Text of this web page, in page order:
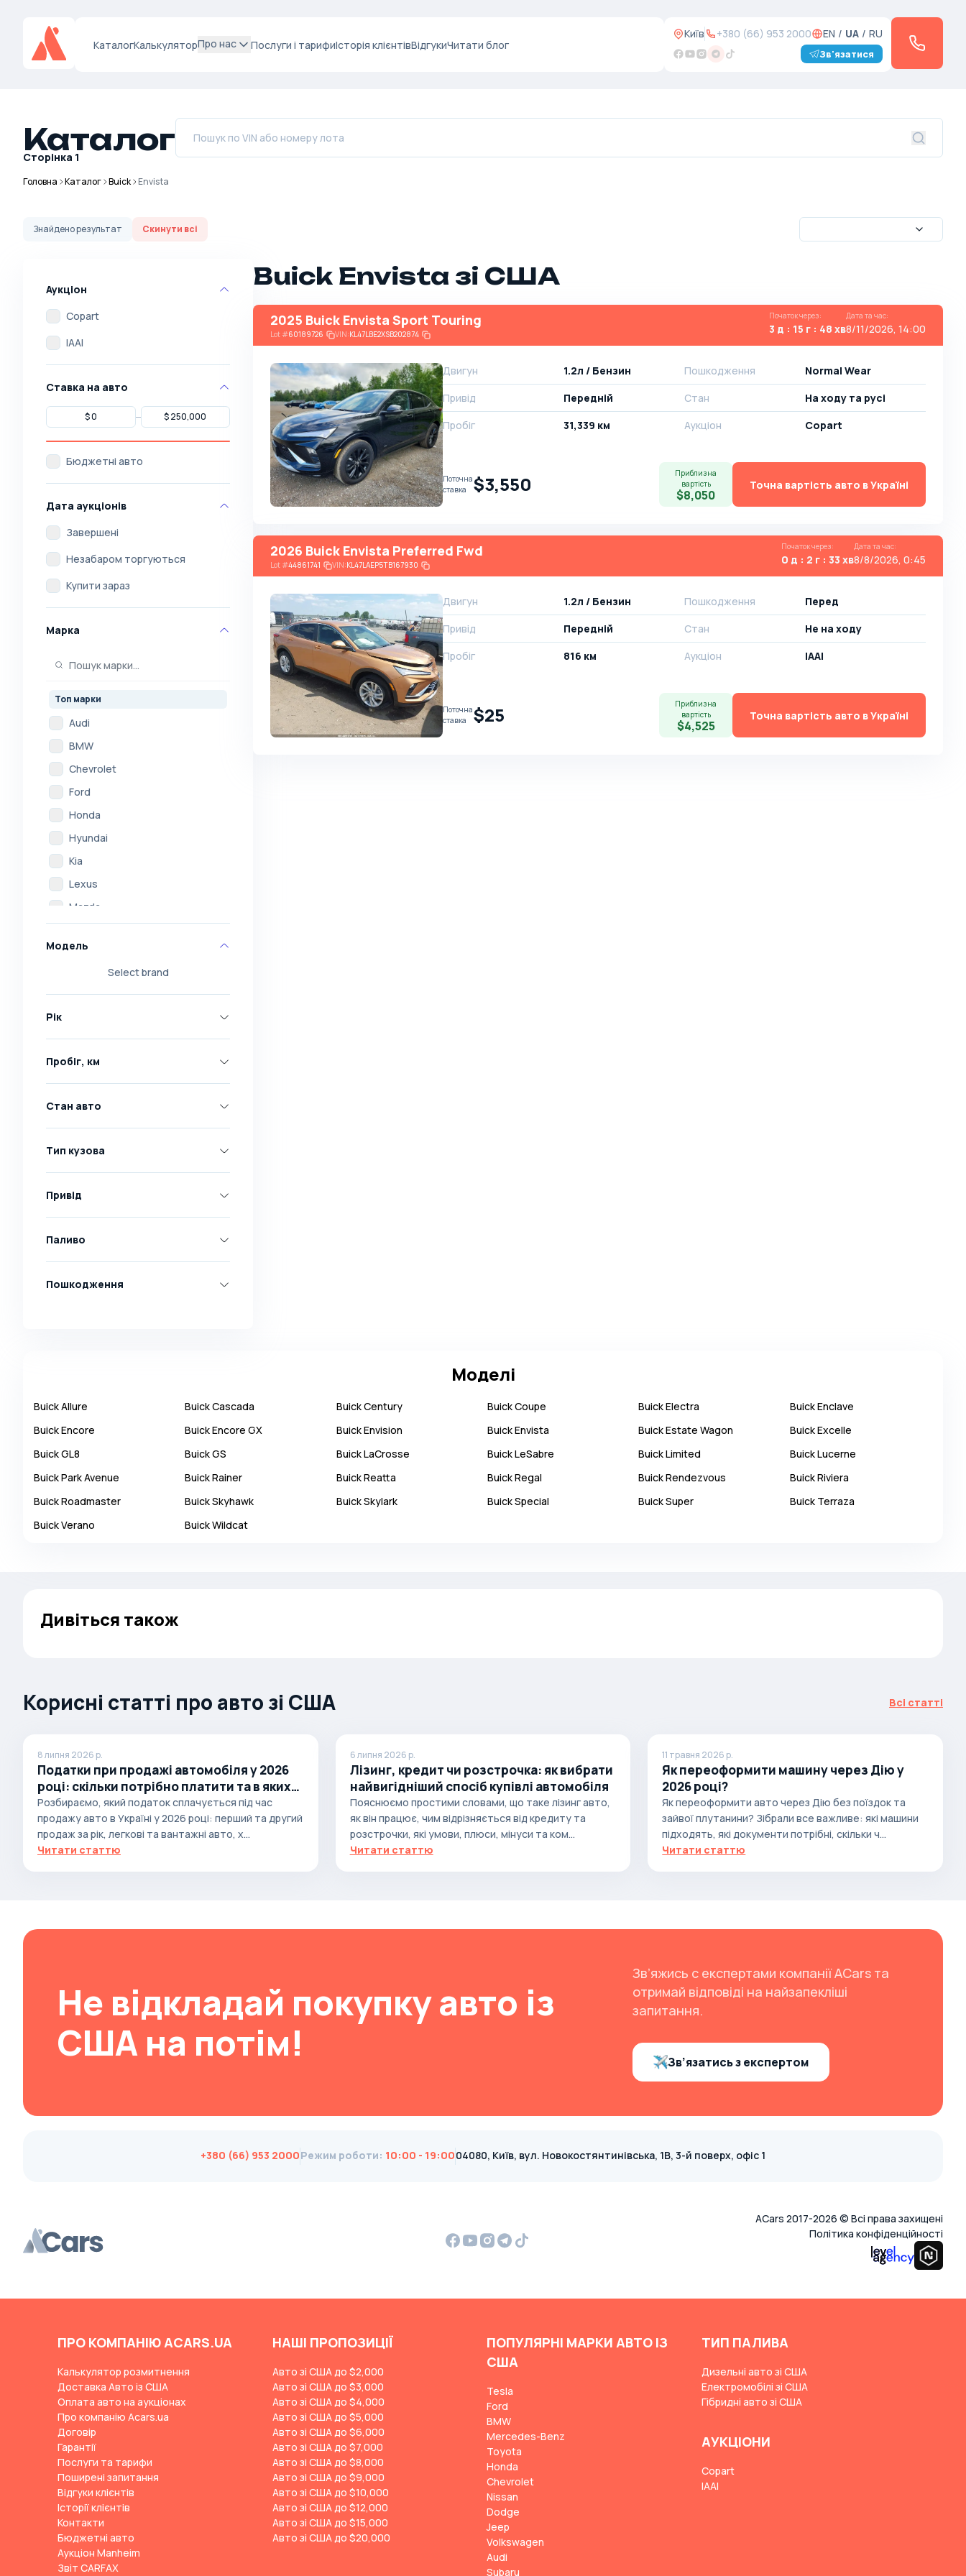
КаталогКалькуляторПро нас Послуги і тарифиІсторія клієнтівВідгукиЧитати блог
Київ +380 (66) 953 2000 EN / UA / RU
Зв'язатися
Каталог
Сторінка 1
Головна Каталог Buick Envista
Знайденорезультат Скинути всі
Аукціон
Copart
IAAI
Ставка на авто
Бюджетні авто
Дата аукціонів
Завершені
Незабаром торгуються
Купити зараз
Марка
Топ марки
Audi
BMW
Chevrolet
Ford
Honda
Hyundai
Kia
Lexus
Mazda
Mitsubishi
Opel
Skoda
Volkswagen
Abarth
AC
Acura
Adler
Alfa Romeo
Apal
Autobianchi
BAIC
Batmobile
Bentley
Bertone
Bilenkin
Bio auto
Borgward
Bristol
Bronto
Bufori
BYD
Chana
ChangFeng
Chery
Chevrolet
Chrysler
Citroen
Cizeta
Coggiola
Cord
Cupra
Dacia
Dadi
Модель
Select brand
Рік
Пробіг, км
Стан авто
Тип кузова
Привід
Паливо
Пошкодження
Buick Envista зі США
2025 Buick Envista Sport Touring
Lot#60189726 VIN:KL47LBE2XSB202874
Початок через:
3 д : 15 г : 48 хв
Дата та час:
8/11/2026, 14:00
Двигун
1.2л / Бензин
Привід
Передній
Пробіг
31,339 км
Пошкодження
Normal Wear
Стан
На ​​ходу та русі
Аукціон
Copart
Поточна
ставка
$3,550
Приблизна
вартість
$8,050
Точна вартість авто в Україні
2026 Buick Envista Preferred Fwd
Lot#44861741 VIN:KL47LAEP5TB167930
Початок через:
0 д : 2 г : 33 хв
Дата та час:
8/8/2026, 0:45
Двигун
1.2л / Бензин
Привід
Передній
Пробіг
816 км
Пошкодження
Перед
Стан
Не на ходу
Аукціон
IAAI
Поточна
ставка
$25
Приблизна
вартість
$4,525
Точна вартість авто в Україні
Моделі
BuickAllure BuickCascada BuickCentury BuickCoupe BuickElectra BuickEnclave
BuickEncore BuickEncore GX BuickEnvision BuickEnvista BuickEstate Wagon BuickExcelle
BuickGL8 BuickGS BuickLaCrosse BuickLeSabre BuickLimited BuickLucerne
BuickPark Avenue BuickRainer BuickReatta BuickRegal BuickRendezvous BuickRiviera
BuickRoadmaster BuickSkyhawk BuickSkylark BuickSpecial BuickSuper Buick Terraza
BuickVerano BuickWildcat
Дивіться також
Корисні статті про авто зі США Всі статті
8 липня 2026 р.
Податки при продажі автомобіля у 2026
році: скільки потрібно платити та в яких
випадках
Розбираємо, який податок сплачується під час
продажу авто в Україні у 2026 році: перший та другий
продаж за рік, легкові та вантажні авто, х...
Читати статтю
6 липня 2026 р.
Лізинг, кредит чи розстрочка: як вибрати
найвигідніший спосіб купівлі автомобіля
Пояснюємо простими словами, що таке лізинг авто,
як він працює, чим відрізняється від кредиту та
розстрочки, які умови, плюси, мінуси та ком...
Читати статтю
11 травня 2026 р.
Як переоформити машину через Дію у
2026 році?
Як переоформити авто через Дію без поїздок та
зайвої плутанини? Зібрали все важливе: які машини
підходять, які документи потрібні, скільки ч...
Читати статтю
Не відкладай покупку авто із
США на потім!
Зв’яжись с експертами компанії ACars та
отримай відповіді на найзапекліші
запитання.
Зв’язатись з експертом
+380 (66) 953 2000Режим роботи: 10:00 - 19:0004080, Київ, вул. Новокостянтинівська, 1В, 3-й поверх, офіс 1
ACars 2017-2026 © Всі права захищені
Політика конфіденційності
ПРО КОМПАНІЮ ACARS.UA
Калькулятор розмитнення
Доставка Авто із США
Оплата авто на аукціонах
Про компанію Acars.ua
Договір
Гарантії
Послуги та тарифи
Поширені запитання
Відгуки клієнтів
Історії клієнтів
Контакти
Бюджетні авто
Аукціон Manheim
Звіт CARFAX
НАШІ ПРОПОЗИЦІЇ
Авто зі США до $2,000
Авто зі США до $3,000
Авто зі США до $4,000
Авто зі США до $5,000
Авто зі США до $6,000
Авто зі США до $7,000
Авто зі США до $8,000
Авто зі США до $9,000
Авто зі США до $10,000
Авто зі США до $12,000
Авто зі США до $15,000
Авто зі США до $20,000
ПОПУЛЯРНІ МАРКИ АВТО ІЗ
США
Tesla
Ford
BMW
Mercedes-Benz
Toyota
Honda
Chevrolet
Nissan
Dodge
Jeep
Volkswagen
Audi
Subaru
ТИП ПАЛИВА
Дизельні авто зі США
Електромобілі зі США
Гібридні авто зі США
АУКЦІОНИ
Copart
IAAI